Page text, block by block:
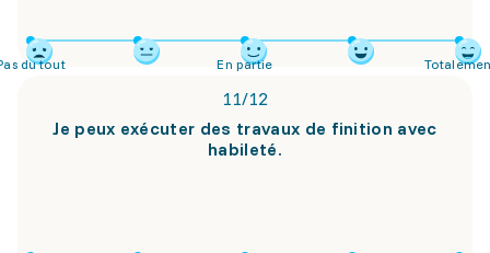
du tout En partie
11/12
Je peux exécuter des travaux de finition avec
habileté.